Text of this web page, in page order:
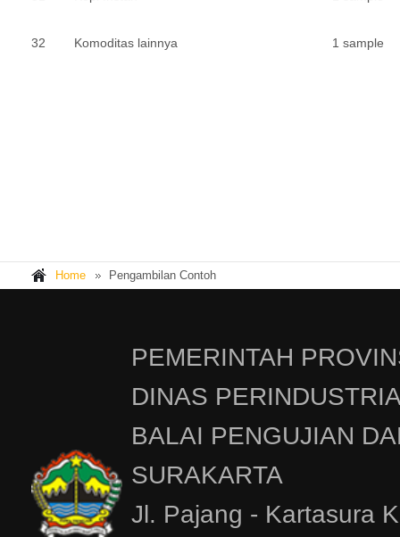
32 Komoditas lainnya 1 sample
Home Pengambilan Contoh
PEMERINTAH
DINAS
BALAI PENGUJIAN
SURAKARTA
Jl. Pajang - Kartasura